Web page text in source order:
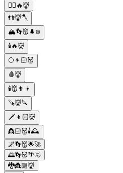
🧟‍♂️🔥👹
👬👹🪓
🏔️👣👹🌲❄️
🕯️🔥👹
🌕👦🏻👹
🩸👹
🕯️👹👨‍👦
🪚👹🔪
🗡️👦🏻👹
👸🏻👹🕯🕰
🌌👣👹🌟🚀
🌅👣👹🌴🌞
🐉👸🏼👹